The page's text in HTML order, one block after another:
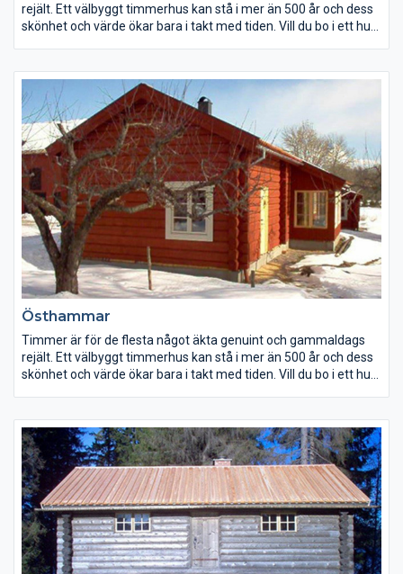
rejält. Ett välbyggt timmerhus kan stå i mer än 500 år och dess
skönhet och värde ökar bara i takt med tiden. Vill du bo i ett hus
för dig och kommande generationer. Att bygga i timmer ger
ökat utrymme för egna idéer vår tillverkning är inte bunden av
färdiga element eller serieproduktion – så ändra gärna. Vi
bygger också efter beställarens ritning eller omarbetar våra
standardtyper enligt önskemål.
Östhammar
Timmer är för de flesta något äkta genuint och gammaldags
rejält. Ett välbyggt timmerhus kan stå i mer än 500 år och dess
skönhet och värde ökar bara i takt med tiden. Vill du bo i ett hus
för dig och kommande generationer. Att bygga i timmer ger
ökat utrymme för egna idéer vår tillverkning är inte bunden av
färdiga element eller serieproduktion – så ändra gärna. Vi
bygger också efter beställarens ritning eller omarbetar våra
standardtyper enligt önskemål.